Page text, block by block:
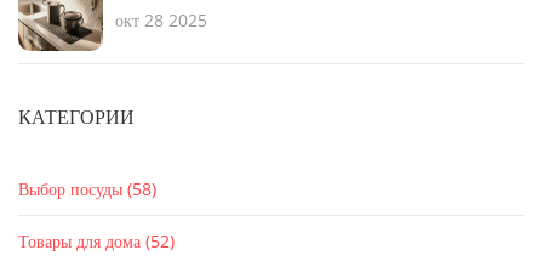
окт 28 2025
КАТЕГОРИИ
Выбор посуды (58)
Товары для дома (52)